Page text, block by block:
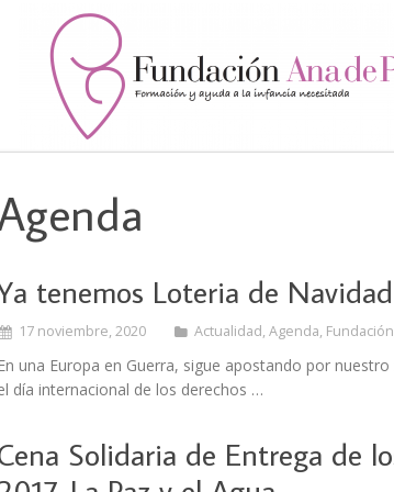
tenemos Loteria de
17 noviembre, 2020 Actualidad, Agenda, Fundación
una Europa en Guerra, sigue apostando por
día internacional de los derechos …
Solidaria de Entrega de